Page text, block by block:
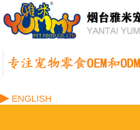
▶ ENGLISH